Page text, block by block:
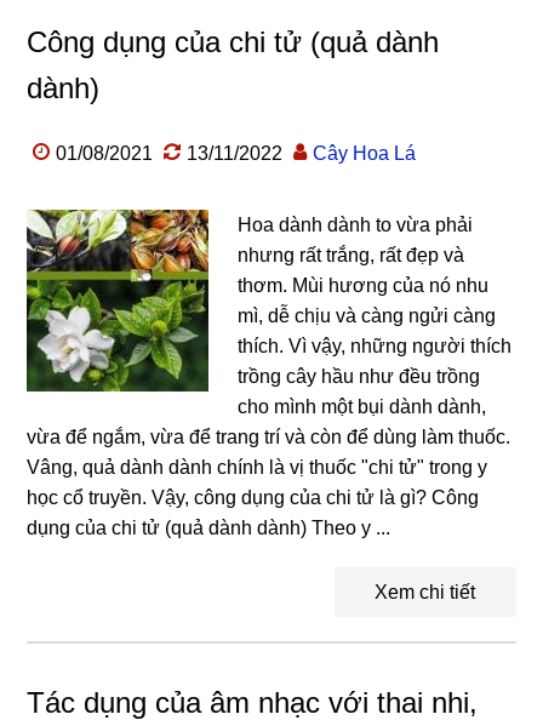
Công dụng của chi tử (quả dành
dành)
01/08/2021 13/11/2022 Cây Hoa Lá
Hoa dành dành to vừa phải
nhưng rất trắng, rất đẹp và
thơm. Mùi hương của nó nhu
mì, dễ chịu và càng ngửi càng
thích. Vì vậy, những người thích
trồng cây hầu như đều trồng
cho mình một bụi dành dành,
vừa để ngắm, vừa để trang trí và còn để dùng làm thuốc.
Vâng, quả dành dành chính là vị thuốc "chi tử" trong y
học cổ truyền. Vậy, công dụng của chi tử là gì? Công
dụng của chi tử (quả dành dành) Theo y ...
Xem chi tiết
Tác dụng của âm nhạc với thai nhi,